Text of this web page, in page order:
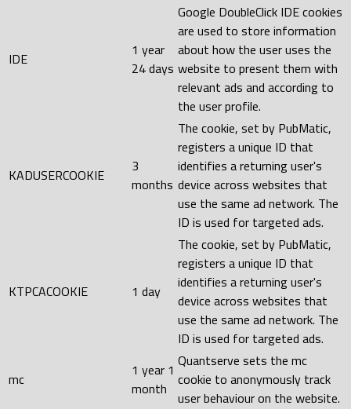
IDE
1 year
24 days
Google DoubleClick IDE cookies
are used to store information
about how the user uses the
website to present them with
relevant ads and according to
the user profile.
KADUSERCOOKIE
3
months
The cookie, set by PubMatic,
registers a unique ID that
identifies a returning user's
device across websites that
use the same ad network. The
ID is used for targeted ads.
KTPCACOOKIE 1 day
The cookie, set by PubMatic,
registers a unique ID that
identifies a returning user's
device across websites that
use the same ad network. The
ID is used for targeted ads.
mc
1 year 1
month
Quantserve sets the mc
cookie to anonymously track
user behaviour on the website.